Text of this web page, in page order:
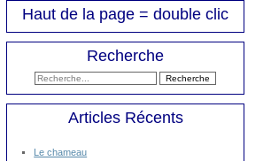
Haut de la page = double clic
Recherche
Articles Récents
Le chameau